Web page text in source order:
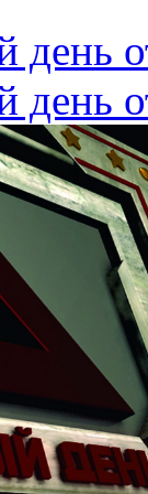
день
день